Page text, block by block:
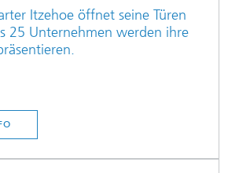
Itzehoe öffnet seine Türen
25 Unternehmen werden ihre